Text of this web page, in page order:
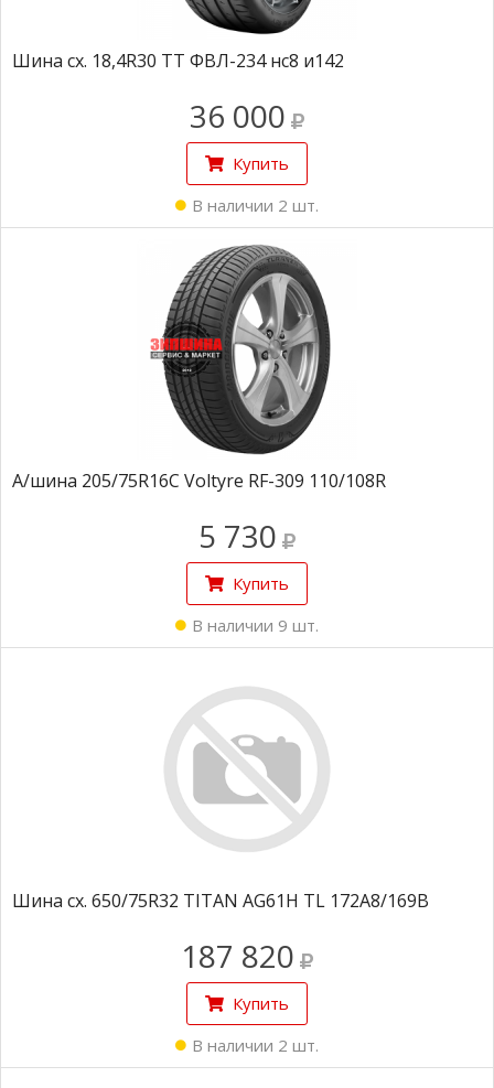
Шина сх. 18,4R30 ТТ ФВЛ-234 нс8 и142
36 000
Купить
В наличии 2 шт.
А/шина 205/75R16C Voltyre RF-309 110/108R
5 730
Купить
В наличии 9 шт.
Шина сх. 650/75R32 TITAN AG61H TL 172A8/169B
187 820
Купить
В наличии 2 шт.